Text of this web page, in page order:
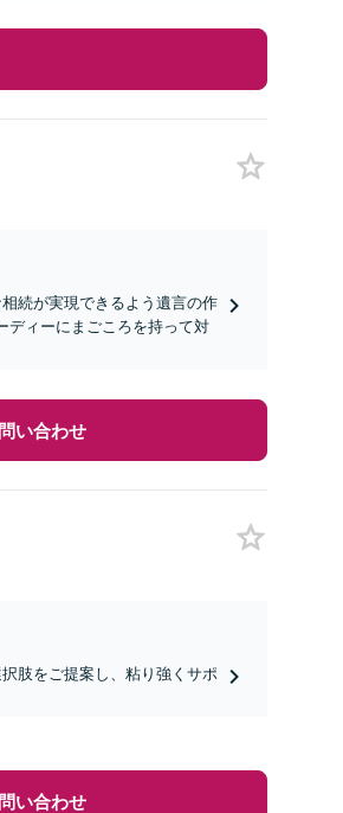
続が実現できるよう遺言の作
ディーにまごころを持って対
い合わせ
肢をご提案し、粘り強くサポ
い合わせ